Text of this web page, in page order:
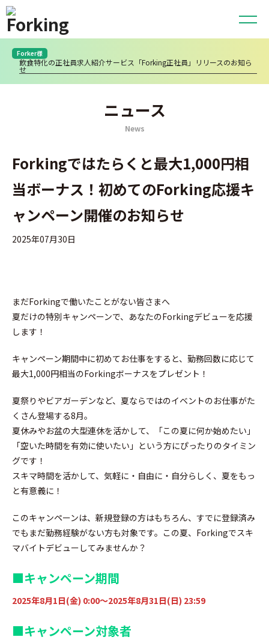
Forker様
飲食特化の正社員求人紹介サービス「Forking正社員」リリースのお知ら
せ
ニュース
News
Forkingではたらくと最大1,000円相
当ボーナス！初めてのForking応援キ
ャンペーン開催のお知らせ
2025年07月30日
まだForkingで働いたことがない皆さまへ
夏だけの特別キャンペーンで、あなたのForkingデビューを応援
します！
キャンペーン期間中に初めてお仕事をすると、勤務回数に応じて
最大1,000円相当のForkingボーナスをプレゼント！
夏祭りやビアガーデンなど、夏ならではのイベントのお仕事がた
くさん登場する8月。
夏休みやお盆の大型連休を活かして、「この夏に何か始めたい」
「空いた時間を有効に使いたい」という方にぴったりのタイミン
グです！
スキマ時間を活かして、気軽に・自由に・自分らしく、夏をもっ
と有意義に！
このキャンペーンは、新規登録の方はもちろん、すでに登録済み
でもまだ勤務経験がない方も対象です。この夏、Forkingでスキ
マバイトデビューしてみませんか？
■キャンペーン期間
2025年8月1日(金) 0:00～2025年8月31日(日) 23:59
■キャンペーン対象者